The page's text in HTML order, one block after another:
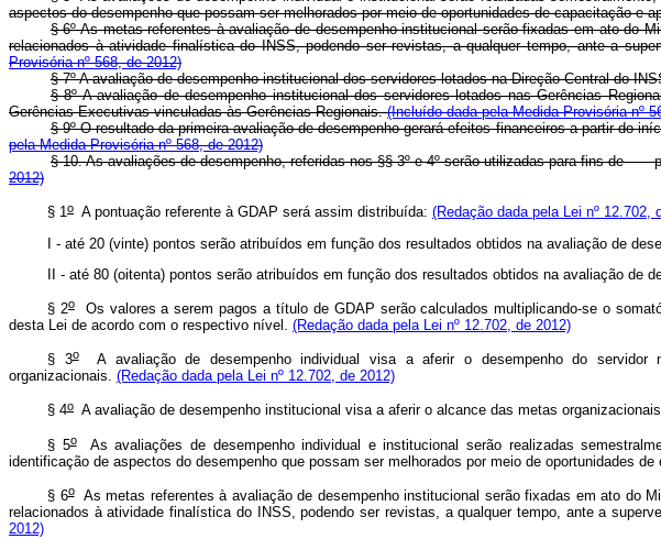
aspectos do desempenho que possam ser melhorados por meio de oportunidades de capacitação e
§ 6º As metas referentes à avaliação de desempenho institucional serão fixadas em ato do
relacionados à atividade finalística do INSS, podendo ser revistas, a qualquer tempo, ante a
Provisória nº 568, de 2012)
§ 7º A avaliação de desempenho institucional dos servidores lotados na Direção Central do
§ 8º A avaliação de desempenho institucional dos servidores lotados nas Gerências
Gerências Executivas vinculadas às Gerências Regionais.(Incluído dada pela Medida Provisória nº
§ 9º O resultado da primeira avaliação de desempenho gerará efeitos financeiros a partir do
pela Medida Provisória nº 568, de 2012)
§ 10. As avaliações de desempenho, referidas nos §§ 3º e 4º serão utilizadas para fins de
2012)
§ 1o A pontuação referente à GDAP será assim distribuída: (Redação dada pela Lei nº 12.702,
I - até 20 (vinte) pontos serão atribuídos em função dos resultados obtidos na avaliação de
II - até 80 (oitenta) pontos serão atribuídos em função dos resultados obtidos na avaliação de
§ 2oOs valores a serem pagos a título de GDAP serão calculados multiplicando-se o
desta Lei de acordo com o respectivo nível. (Redação dada pela Lei nº 12.702, de 2012)
§ 3oA avaliação de desempenho individual visa a aferir o desempenho do servidor
organizacionais. (Redação dada pela Lei nº 12.702, de 2012)
§ 4o A avaliação de desempenho institucional visa a aferir o alcance das metas
§ 5oAs avaliações de desempenho individual e institucional serão realizadas
identificação de aspectos do desempenho que possam ser melhorados por meio de oportunidades
§ 6oAs metas referentes à avaliação de desempenho institucional serão fixadas em ato do
relacionados à atividade finalística do INSS, podendo ser revistas, a qualquer tempo, ante a
2012)